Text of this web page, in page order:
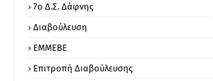
7ο Δ.Σ. Δάφνης
Διαβούλευση
ΕΜΜΕΒΕ
Επιτροπή Διαβούλευσης